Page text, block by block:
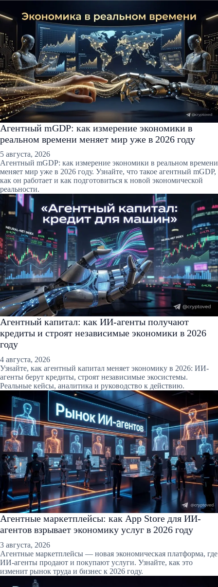
Агентный mGDP: как измерение экономики в
реальном времени меняет мир уже в 2026 году
5 августа, 2026
Агентный mGDP: как измерение экономики в реальном времени
меняет мир уже в 2026 году. Узнайте, что такое агентный mGDP,
как он работает и как подготовиться к новой экономической
реальности.
Агентный капитал: как ИИ-агенты получают
кредиты и строят независимые экономики в 2026
году
4 августа, 2026
Узнайте, как агентный капитал меняет экономику в 2026: ИИ-
агенты берут кредиты, строят независимые экосистемы.
Реальные кейсы, аналитика и руководство к действию.
Агентные маркетплейсы: как App Store для ИИ-
агентов взрывает экономику услуг в 2026 году
3 августа, 2026
Агентные маркетплейсы — новая экономическая платформа, где
ИИ-агенты продают и покупают услуги. Узнайте, как это
изменит рынок труда и бизнес к 2026 году.